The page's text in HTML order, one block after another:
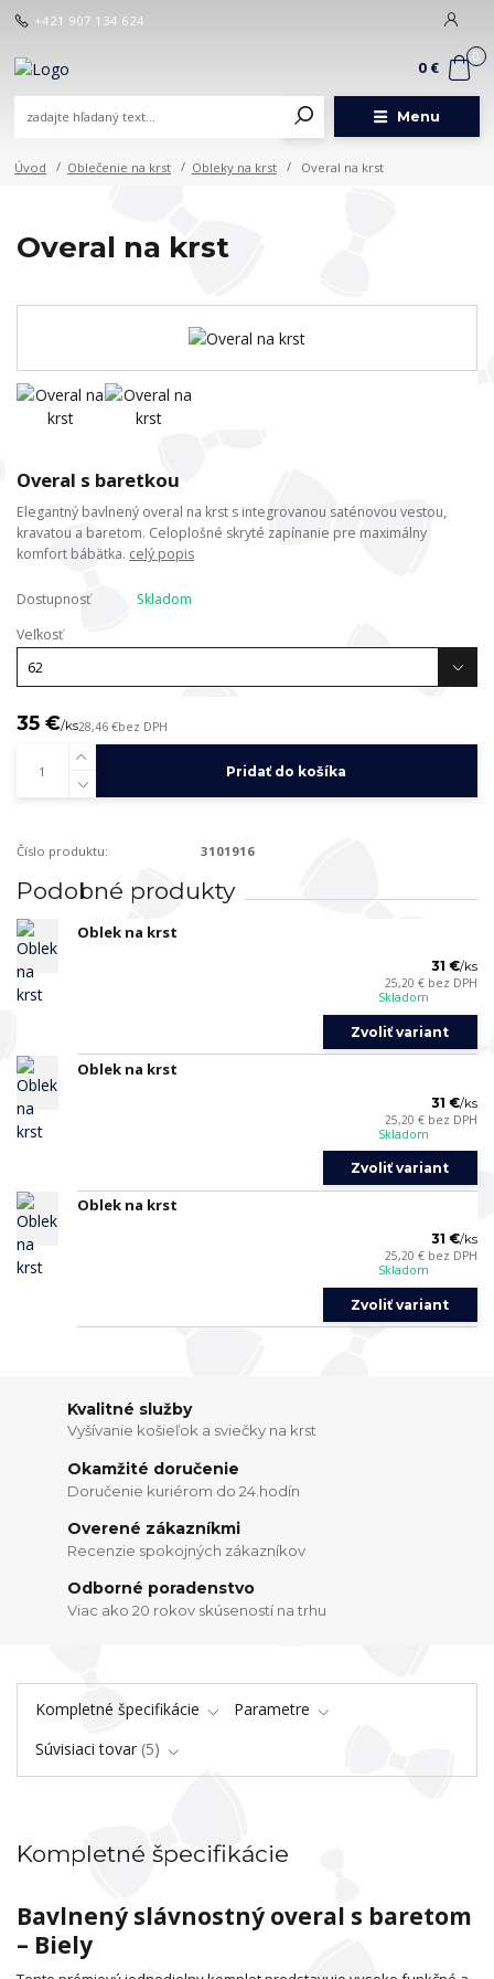
Menu
+421 907 134 624
0
0 €
Úvod Oblečenie na krst Obleky na krst Overal na krst
Overal na krst
Overal s baretkou
Elegantný bavlnený overal na krst s integrovanou saténovou vestou,
kravatou a baretom. Celoplošné skryté zapínanie pre maximálny
komfort bábätka. celý popis
Dostupnosť
Skladom
Veľkosť
35 €/ks28,46 €bez DPH
Pridať do košíka
Číslo produktu: 3101916
Podobné produkty
Oblek na krst
31 €/ks
25,20 € bez DPH
Skladom
Zvoliť variant
Oblek na krst
31 €/ks
25,20 € bez DPH
Skladom
Zvoliť variant
Oblek na krst
31 €/ks
25,20 € bez DPH
Skladom
Zvoliť variant
Kvalitné služby
Vyšívanie košieľok a sviečky na krst
Okamžité doručenie
Doručenie kuriérom do 24.hodín
Overené zákazníkmi
Recenzie spokojných zákazníkov
Odborné poradenstvo
Viac ako 20 rokov skúseností na trhu
Kompletné špecifikácie
Parametre
Súvisiaci tovar 5
Kompletné špecifikácie
Bavlnený slávnostný overal s baretom
– Biely